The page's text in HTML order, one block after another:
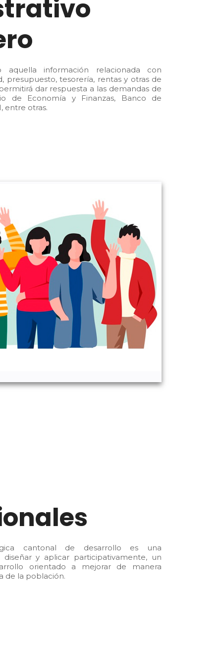
información relacionada con
presupuesto, tesorería, rentas y otras de
dar respuesta a las demandas de
de Economía y Finanzas, Banco de
entre otras.
cantonal de desarrollo es una
y aplicar participativamente, un
orientado a mejorar de manera
de la población.